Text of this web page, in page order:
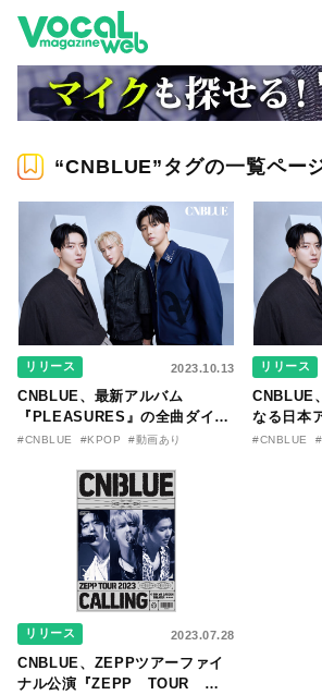
“CNBLUE”タグの一覧ペー
リリース 2023.10.13
CNBLUE、最新アルバム
『PLEASURES』の全曲ダイジ
ェスト動画が公開！ さらにア
ンペーンもスタート！
#CNBLUE #KPOP #動画あり
リリース
CNBLUE
なる日本
『
#CNBLUE
リリース 2023.07.28
CNBLUE、ZEPPツアーファイ
ナル公演『ZEPP TOUR